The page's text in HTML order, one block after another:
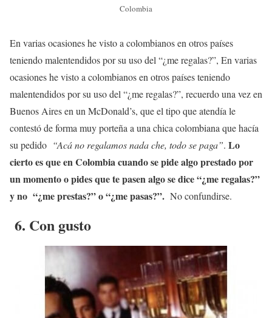
Colombia
En varias ocasiones he visto a colombianos en otros países
teniendo malentendidos por su uso del “¿me regalas?”, En varias
ocasiones he visto a colombianos en otros países teniendo
malentendidos por su uso del “¿me regalas?”, recuerdo una vez en
Buenos Aires en un McDonald’s, que el tipo que atendía le
contestó de forma muy porteña a una chica colombiana que hacía
su pedido “Acá no regalamos nada che, todo se paga”. Lo
cierto es que en Colombia cuando se pide algo prestado por
un momento o pides que te pasen algo se dice “¿me regalas?”
y no “¿me prestas?” o “¿me pasas?”. No confundirse.
6. Con gusto